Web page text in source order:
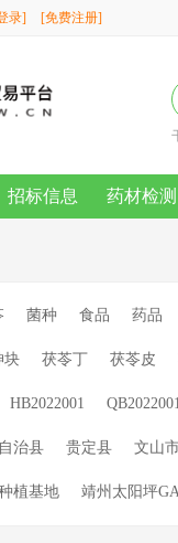
录] [免费注册]
招标信息 药材检测
菌种 食品 药品
块 茯苓丁 茯苓皮
HB2022001
治县 贵定县 文山
植基地 靖州太阳坪